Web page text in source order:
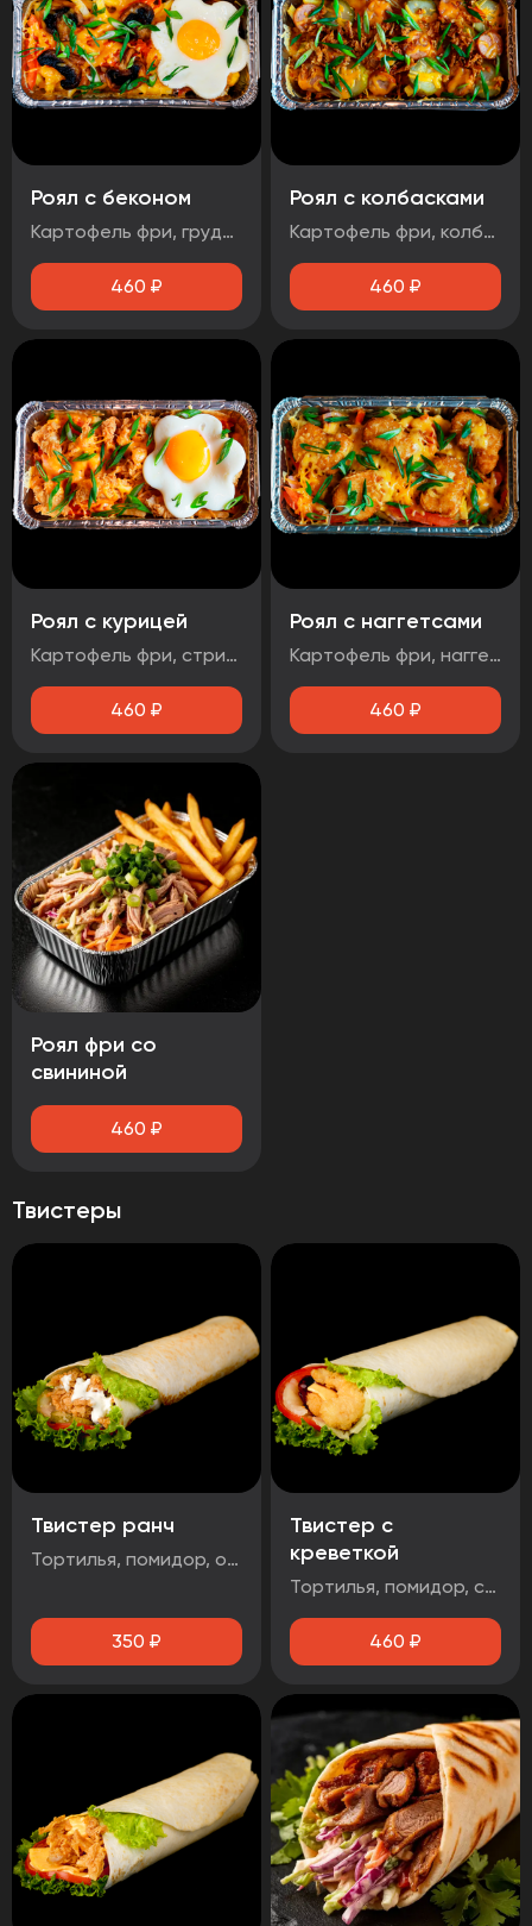
Роял с беконом
Картофель фри, грудинка свиная, яйцо, маринованный лук, помидор, шампиньоны, зеленый лук, сыр Гауда, соус чесночный
460 ₽
Роял с колбасками
Картофель фри, колбаски баварские, соус BBQ, огурцы маринованные, зеленый лук, лук фритюрный, сыр
460 ₽
Роял с курицей
Картофель фри, стрипсы, яйцо, соус чесночный, помидор, зеленый лук, сыр
460 ₽
Роял с наггетсами
Картофель фри, наггетсы, яйцо, соус сырный, помидор, сыр, зеленый лук
460 ₽
Роял фри со
свининой
460 ₽
Твистеры
Твистер ранч
Тортилья, помидор, огурец маринованный, салат айсберг, стрипсы 2шт, соус чесночный
350 ₽
Твистер с
креветкой
Тортилья, помидор, салат айсберг, сыр чеддер, креветка, соус чесночный
460 ₽